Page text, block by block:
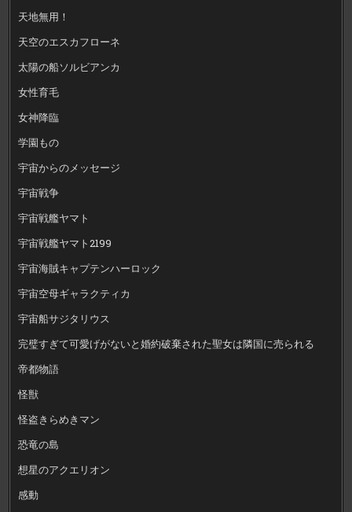
天地無用！
天空のエスカフローネ
太陽の船ソルビアンカ
女性育毛
女神降臨
学園もの
宇宙からのメッセージ
宇宙戦争
宇宙戦艦ヤマト
宇宙戦艦ヤマト2199
宇宙海賊キャプテンハーロック
宇宙空母ギャラクティカ
宇宙船サジタリウス
完璧すぎて可愛げがないと婚約破棄された聖女は隣国に売られる
帝都物語
怪獣
怪盗きらめきマン
恐竜の島
想星のアクエリオン
感動